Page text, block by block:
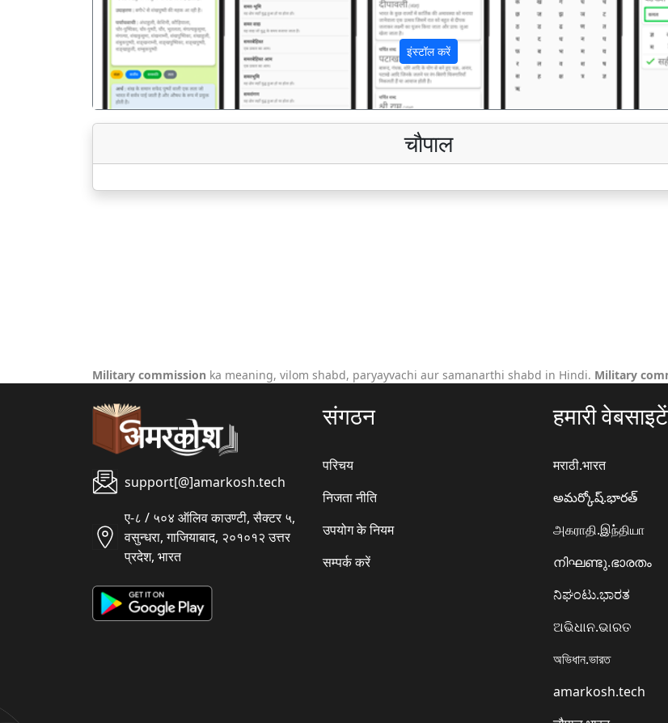
इंस्टॉल करें
पिछला
चौपाल
Military commission ka meaning, vilom shabd, paryayvachi aur samanarthi shabd in Hindi. Military
support[@]amarkosh.tech
ए-८ / ५०४ ऑलिव काउण्टी, सैक्टर ५,
वसुन्धरा, गाजियाबाद, २०१०१२ उत्तर
प्रदेश, भारत
संगठन
परिचय
निजता नीति
उपयोग के नियम
सम्पर्क करें
हमारी वेबसाइटें
मराठी.भारत
అమర్కోష్.భారత్
அகராதி.இந்தியா
നിഘണ്ടു.ഭാരതം
ನಿಘಂಟು.ಭಾರತ
ଅଭିଧାନ.ଭାରତ
অভিধান.ভারত
amarkosh.tech